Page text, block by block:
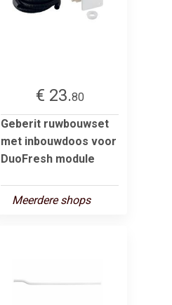
€ 23.80
Geberit ruwbouwset
met inbouwdoos voor
DuoFresh module
Meerdere shops